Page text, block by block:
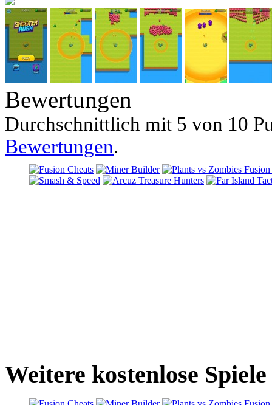
Bewertungen
Durchschnittlich mit 5 von 10
Bewertungen.
Weitere kostenlose